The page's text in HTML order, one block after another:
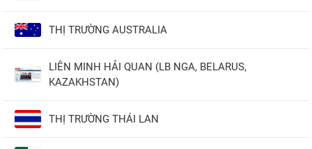
THỊ TRƯỜNG AUSTRALIA
LIÊN MINH HẢI QUAN (LB NGA, BELARUS,
KAZAKHSTAN)
THỊ TRƯỜNG THÁI LAN